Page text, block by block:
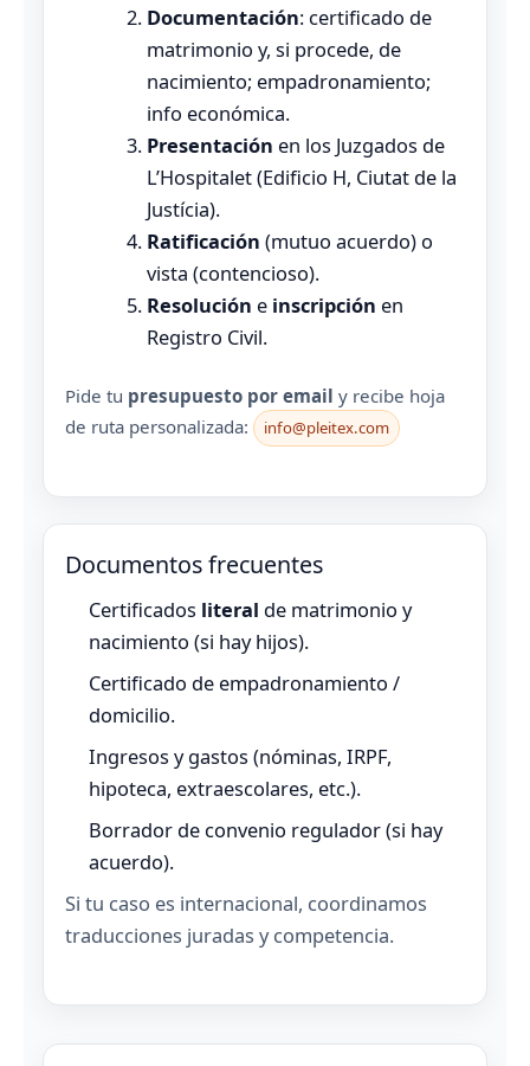
Documentación: certificado de
matrimonio y, si procede, de
nacimiento; empadronamiento;
info económica.
Presentación en los Juzgados de
L’Hospitalet (Edificio H, Ciutat de la
Justícia).
Ratificación (mutuo acuerdo) o
vista (contencioso).
Resolución e inscripción en
Registro Civil.
Pide tu presupuesto por email y recibe hoja
de ruta personalizada:
info@pleitex.com
Documentos frecuentes
Certificados literal de matrimonio y
nacimiento (si hay hijos).
Certificado de empadronamiento /
domicilio.
Ingresos y gastos (nóminas, IRPF,
hipoteca, extraescolares, etc.).
Borrador de convenio regulador (si hay
acuerdo).
Si tu caso es internacional, coordinamos
traducciones juradas y competencia.